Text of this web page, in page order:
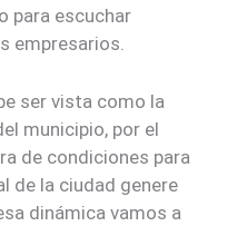
para escuchar
empresarios.
ser vista como la
municipio, por el
de condiciones para
de la ciudad genere
dinámica vamos a